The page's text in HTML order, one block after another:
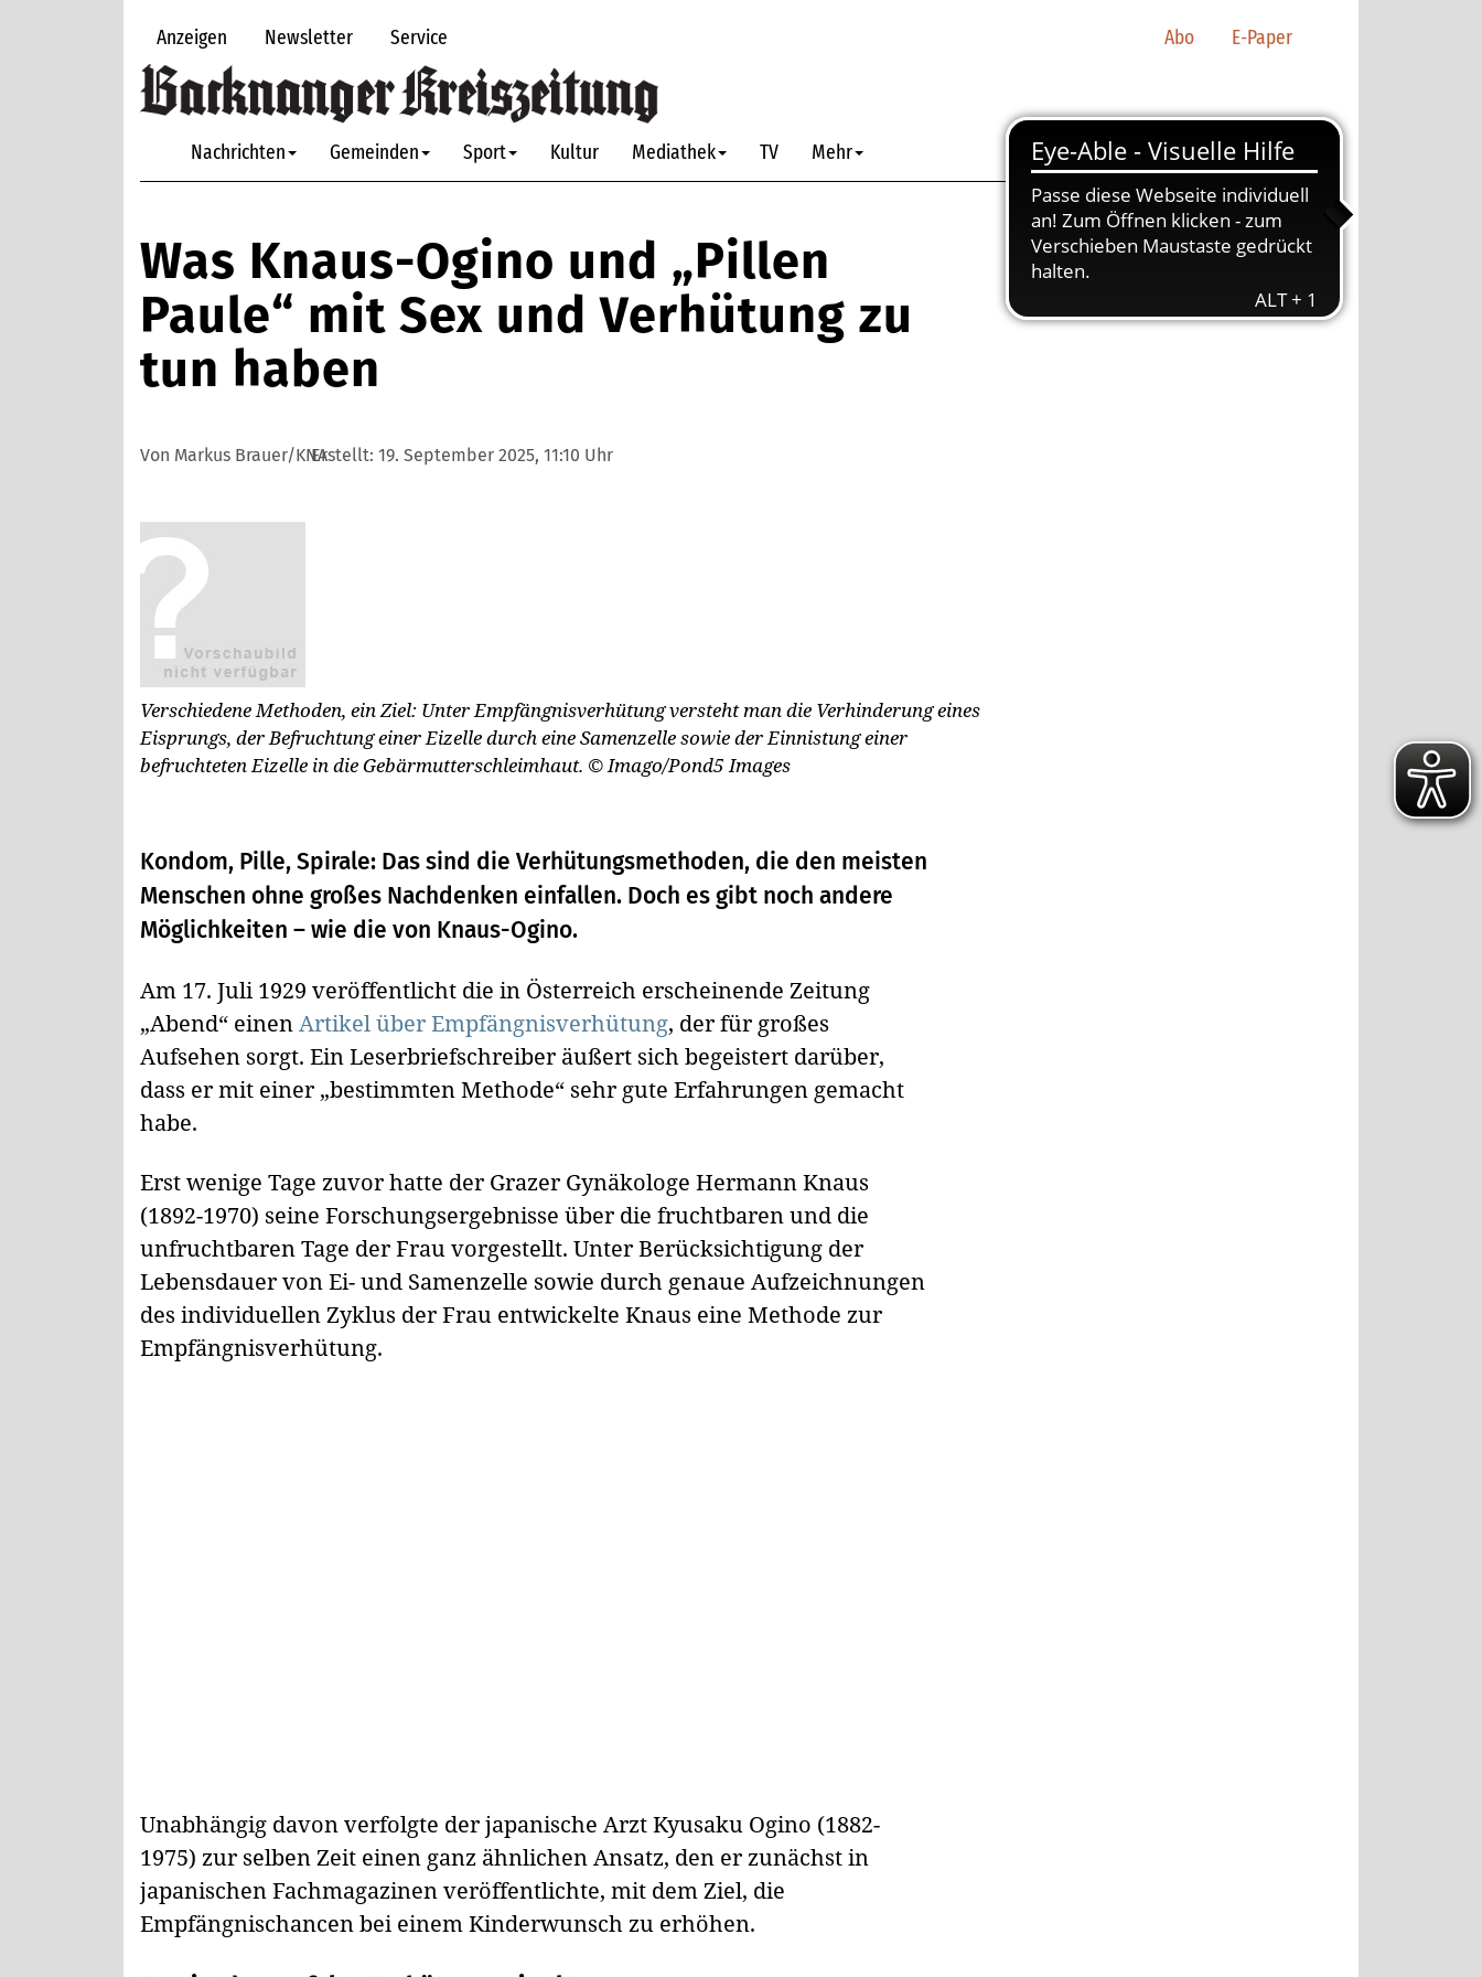
Anzeigen Newsletter Service Abo E-Paper
Nachrichten Gemeinden Sport Kultur Mediathek TV Mehr
Was Knaus-Ogino und „Pillen
Paule“ mit Sex und Verhütung zu
tun haben
Von Markus Brauer/KNAErstellt: 19. September 2025, 11:10 Uhr
Verschiedene Methoden, ein Ziel: Unter Empfängnisverhütung versteht man die Verhinderung eines
Eisprungs, der Befruchtung einer Eizelle durch eine Samenzelle sowie der Einnistung einer
befruchteten Eizelle in die Gebärmutterschleimhaut. © Imago/Pond5 Images
Kondom, Pille, Spirale: Das sind die Verhütungsmethoden, die den meisten
Menschen ohne großes Nachdenken einfallen. Doch es gibt noch andere
Möglichkeiten – wie die von Knaus-Ogino.
Am 17. Juli 1929 veröffentlicht die in Österreich erscheinende Zeitung
„Abend“ einenArtikel über Empfängnisverhütung, der für großes
Aufsehen sorgt. Ein Leserbriefschreiber äußert sich begeistert darüber,
dass er mit einer „bestimmten Methode“ sehr gute Erfahrungen gemacht
habe.
Erst wenige Tage zuvor hatte der Grazer Gynäkologe Hermann Knaus
(1892-1970) seine Forschungsergebnisse über die fruchtbaren und die
unfruchtbaren Tage der Frau vorgestellt. Unter Berücksichtigung der
Lebensdauer von Ei- und Samenzelle sowie durch genaue Aufzeichnungen
des individuellen Zyklus der Frau entwickelte Knaus eine Methode zur
Empfängnisverhütung.
Unabhängig davon verfolgte der japanische Arzt Kyusaku Ogino (1882-
1975) zur selben Zeit einen ganz ähnlichen Ansatz, den er zunächst in
japanischen Fachmagazinen veröffentlichte, mit dem Ziel, die
Empfängnischancen bei einem Kinderwunsch zu erhöhen.